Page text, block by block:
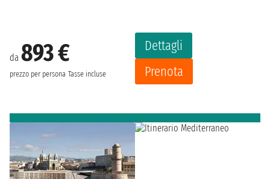
da 893 €
prezzo per persona Tasse incluse
Dettagli
Prenota